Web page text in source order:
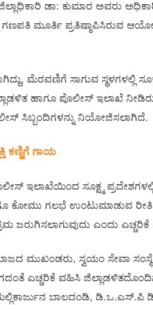
ಡಾ: ಕುಮಾರ ಅವರು
ಮೂರ್ತಿ ಪ್ರತಿಷ್ಠಾಪಿಸಿರುವ
ಮೆರವಣಿಗೆ ಸಾಗುವ ಸ್ಥಳಗಳಲ್ಲಿ
ಹಾಗೂ ಪೊಲೀಸ್ ಇಲಾಖೆ
ಸಿಬ್ಬಂದಿಗಳನ್ನು ನಿಯೋಜಿಸಲಾಗಿದೆ.
ಕಣ್ಣಿಗೆ ಗಾಯ
ಇಲಾಖೆಯಿಂದ ಸೂಕ್ಷ್ಮ
ಕೋಮು ಗಲಭೆ ಉಂಟುಮಾಡುವ ರೀತಿ
ಜರುಗಿಸಲಾಗುವುದು ಎಂದು
ಮುಖಂಡರು, ಸ್ವಯಂ‌ ಸೇವಾ
ಎಚ್ಚರಿಕೆ ವಹಿಸಿ
ಬಾಲದಂಡಿ, ಡಿ.ಒ.ಎಸ್.ಪಿ